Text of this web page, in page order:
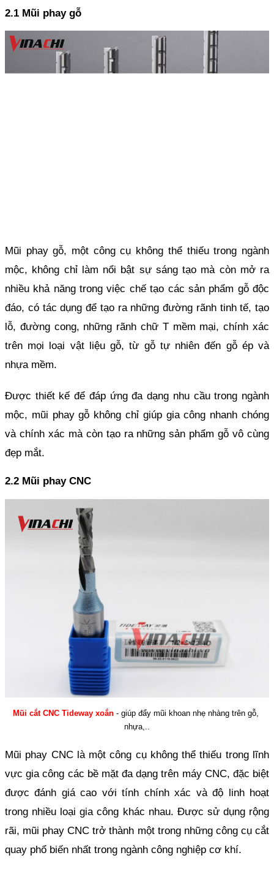
2.1 Mũi phay gỗ
Mũi phay gỗ, một công cụ không thể thiếu trong ngành
mộc, không chỉ làm nổi bật sự sáng tạo mà còn mở ra
nhiều khả năng trong việc chế tạo các sản phẩm gỗ độc
đáo, có tác dụng để tạo ra những đường rãnh tinh tế, tạo
lỗ, đường cong, những rãnh chữ T mềm mại, chính xác
trên mọi loại vật liệu gỗ, từ gỗ tự nhiên đến gỗ ép và
nhựa mềm.
Được thiết kế để đáp ứng đa dạng nhu cầu trong ngành
mộc, mũi phay gỗ không chỉ giúp gia công nhanh chóng
và chính xác mà còn tạo ra những sản phẩm gỗ vô cùng
đẹp mắt.
2.2 Mũi phay CNC
Mũi cắt CNC Tideway xoắn - giúp đẩy mũi khoan nhẹ nhàng trên gỗ,
nhựa,..
Mũi phay CNC là một công cụ không thể thiếu trong lĩnh
vực gia công các bề mặt đa dạng trên máy CNC, đặc biệt
được đánh giá cao với tính chính xác và độ linh hoạt
trong nhiều loại gia công khác nhau. Được sử dụng rộng
rãi, mũi phay CNC trở thành một trong những công cụ cắt
quay phổ biến nhất trong ngành công nghiệp cơ khí.